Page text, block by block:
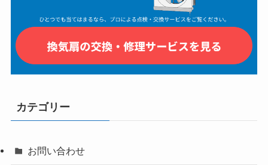
カテゴリー
お問い合わせ